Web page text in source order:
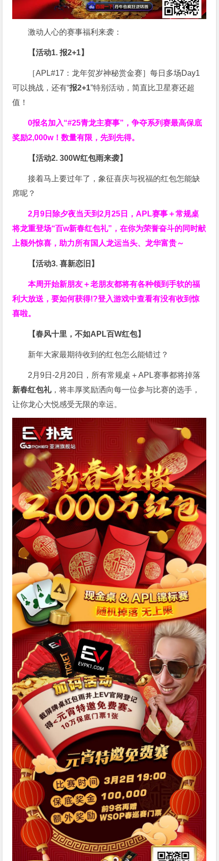
激动人心的赛事福利来袭：
【活动1. 报2+1】
［APL#17：龙年贺岁神秘赏金赛］每日多场Day1
可以挑战，还有“报2+1”特别活动，简直比卫星赛还超
值！
0报名加入“#25青龙主赛事”，争夺系列赛最高保底
奖励2,000w！数量有限，先到先得。
【活动2. 300W红包雨来袭】
接着马上要过年了，象征喜庆与祝福的红包怎能缺
席呢？
2月9日除夕夜当天到2月25日，APL赛事＋常规桌
将龙重登场“百w新春红包礼”，在你为荣誉奋斗的同时献
上额外惊喜，助力所有国人龙运当头、龙华富贵～
【活动3. 喜新恋旧】
本周开始新朋友＋老朋友都将有各种领到手软的福
利大放送，要如何获得!?登入游戏中查看有没有收到惊
喜啦。
【春风十里，不如APL百W红包】
新年大家最期待收到的红包怎么能错过？
2月9日-2月20日，所有常规桌＋APL赛事都将掉落
新春红包礼，将丰厚奖励洒向每一位参与比赛的选手，
让你龙心大悦感受无限的幸运。